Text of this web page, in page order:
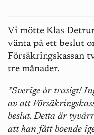
Vi mötte Klas
vänta på ett beslut
Försäkringskassan
tre månader.
”Sverige är trasigt!
av att
beslut. Detta är
att han fått boende